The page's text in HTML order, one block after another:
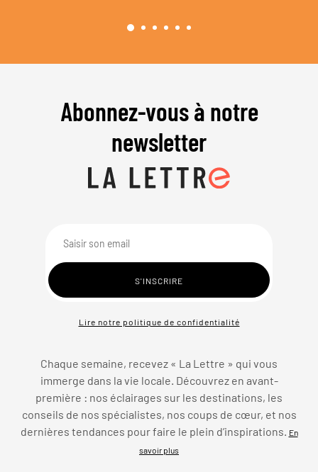
Abonnez-vous à notre
newsletter
Lire notre politique de confidentialité
Chaque semaine, recevez « La Lettre » qui vous
immerge dans la vie locale. Découvrez en avant-
première : nos éclairages sur les destinations, les
conseils de nos spécialistes, nos coups de cœur, et nos
dernières tendances pour faire le plein d’inspirations.
En
savoir plus